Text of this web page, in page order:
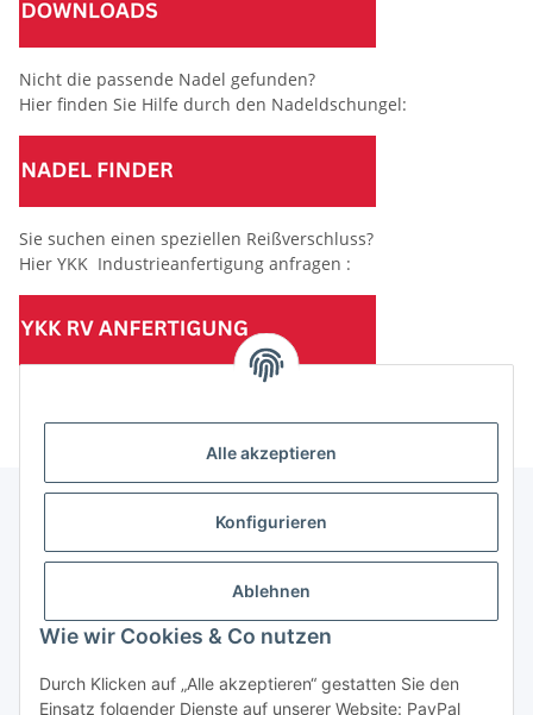
Alle akzeptieren
Konfigurieren
Ablehnen
Wie wir Cookies & Co nutzen
Durch Klicken auf „Alle akzeptieren“ gestatten Sie den
Einsatz folgender Dienste auf unserer Website: PayPal
Nicht die passende Nadel gefunden?
Hier finden Sie Hilfe durch den Nadeldschungel:
Sie suchen einen speziellen Reißverschluss?
Hier YKK Industrieanfertigung anfragen :
(Mindesttabnahmemenge 10 Stück je Länge und Farbe)
Informationen
Gesetzliche Informationen